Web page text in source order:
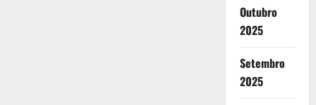
Outubro
2025
Setembro
2025